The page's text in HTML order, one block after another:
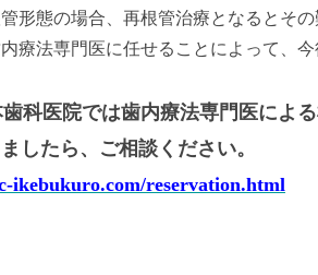
形態の場合、再根管治療となるとそ
療法専門医に任せることによって、
科医院では歯内療法専門医によ
したら、ご相談ください。
ikebukuro.com/reservation.html